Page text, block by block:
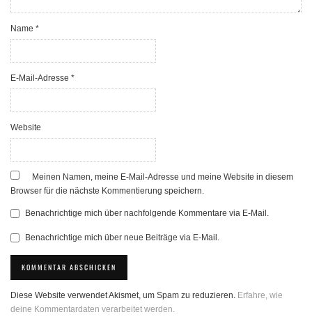
Name *
E-Mail-Adresse *
Website
Meinen Namen, meine E-Mail-Adresse und meine Website in diesem
Browser für die nächste Kommentierung speichern.
Benachrichtige mich über nachfolgende Kommentare via E-Mail.
Benachrichtige mich über neue Beiträge via E-Mail.
Diese Website verwendet Akismet, um Spam zu reduzieren. Erfahre, wie
deine Kommentardaten verarbeitet werden.